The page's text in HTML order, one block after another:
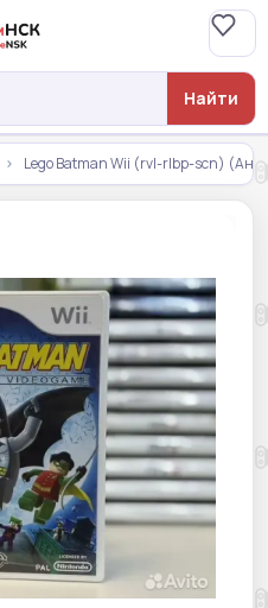
Найти
Lego Batman Wii (rvl-rlbp-scn)